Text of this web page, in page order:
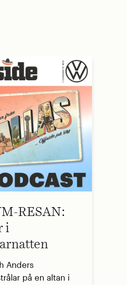
RESAN:
i
Anders
på en altan i